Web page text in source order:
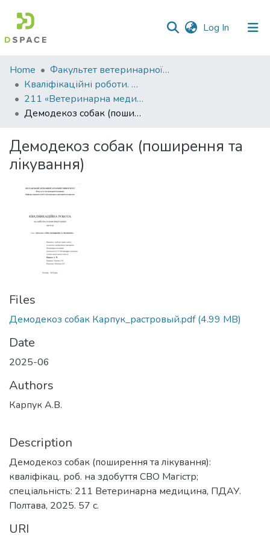
Log In (current)
Communities
&
Collections
All of DSpace
Statistics
Home
Факультет ветеринарної медицини
Кваліфікаційні роботи. Факультет ветеринарної медицини
211 «Ветеринарна медицина» - Магістри 2024-2025
Демодекоз собак (поширення та лікування)
Демодекоз собак (поширення та
лікування)
Files
Демодекоз собак Карпук_растровый.pdf(4.99 MB)
Date
2025-06
Authors
Карпук А.В.
Description
Демодекоз собак (поширення та лікування):
кваліфікац. роб. на здобуття СВО Магістр;
спеціальність: 211 Ветеринарна медицина, ПДАУ.
Полтава, 2025. 57 с.
URI